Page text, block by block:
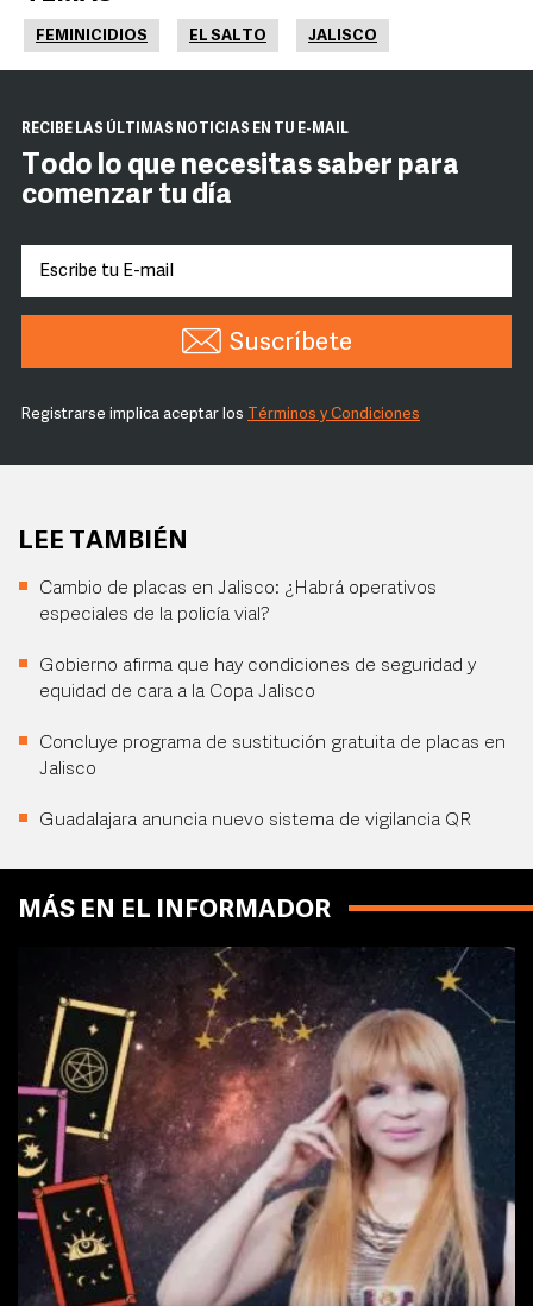
FEMINICIDIOS EL SALTO JALISCO
RECIBE LAS ÚLTIMAS NOTICIAS EN TU E-MAIL
Todo lo que necesitas saber para
comenzar tu día
Suscríbete
Registrarse implica aceptar los Términos y Condiciones
LEE TAMBIÉN
Cambio de placas en Jalisco: ¿Habrá operativos
especiales de la policía vial?
Gobierno afirma que hay condiciones de seguridad y
equidad de cara a la Copa Jalisco
Concluye programa de sustitución gratuita de placas en
Jalisco
Guadalajara anuncia nuevo sistema de vigilancia QR
MÁS EN EL INFORMADOR